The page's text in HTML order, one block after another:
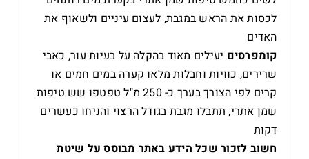
לכסות את הראש במגבת, לעצום עיניים ולשאוף את
האדים
קומפרסים יעילים מאוד בהקלה על בעיות עור, כאבי
שרירים, כוויות וחבלות מלאו קערה במים חמים או
קרים לפי הצורך בערך כ- 250 מ"ל טפטפו שש טיפות
שמן אתרי, תתבלו מגבת בגודל הרצוי והניחו כעשרים
דקות
חשוב לזכור שכל הידע באתר מבוסס על שיטת